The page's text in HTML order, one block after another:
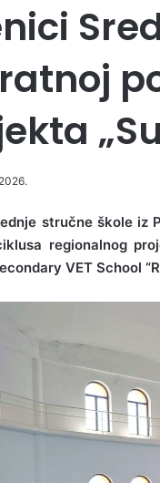
stručne škole iz
regionalnog
VET School